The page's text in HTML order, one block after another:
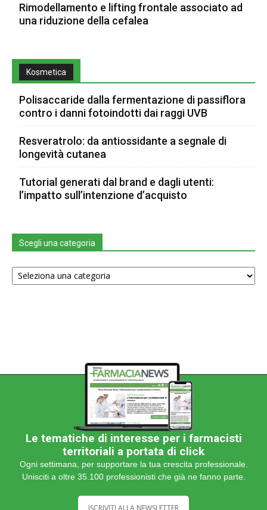
Rimodellamento e lifting frontale associato ad
una riduzione della cefalea
Kosmetica
Polisaccaride dalla fermentazione di passiflora
contro i danni fotoindotti dai raggi UVB
Resveratrolo: da antiossidante a segnale di
longevità cutanea
Tutorial generati dal brand e dagli utenti:
l’impatto sull’intenzione d’acquisto
Scegli una categoria
Scegli
una
Le tematiche di interesse per i farmacisti
territoriali a portata di click
Ogni settimana, per supportare la tua crescita professionale.
Unisciti a oltre 35.100 professionisti che già ne fanno parte.
ISCRIVITI ALLA NEWSLETTER